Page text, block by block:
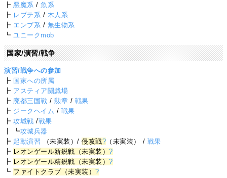
┣ 悪魔系 /魚系
┣ レプテ系 / 木人系
┣ エンブ系 / 無生物系
┗ ユニークmob
国家/演習/戦争
演習/戦争への参加
┣ 国家への所属
┣ アスティア闘戯場
┣ 廃都三国戦 /勲章 / 戦果
┣ ジークヘイム / 戦果
┣攻城戦 /戦果
┃ ┗攻城兵器
┣ 起動演習 （未実装）/侵攻戦? （未実装） / 戦果
┣ レオンゲール新鋭戦（未実装）?
┣ レオンゲール精鋭戦（未実装）?
┗ ファイトクラブ（未実装）?